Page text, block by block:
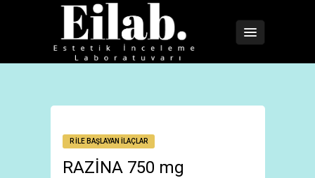
R İLE BAŞLAYAN İLAÇLAR
RAZİNA 750 mg